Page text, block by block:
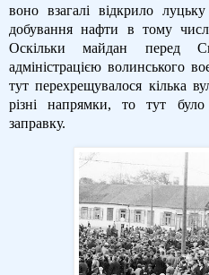
воно взагалі відкрило
добування нафти в тому
Оскільки майдан перед
адміністрацією волинського
тут перехрещувалося кілька
різні напрямки, то тут
заправку.